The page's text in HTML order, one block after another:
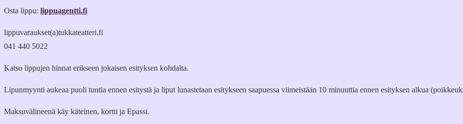
Osta lippu: lippuagentti.fi
lippuvaraukset(a)tukkateatteri.fi
041 440 5022
Katso lippujen hinnat erikseen jokaisen esityksen kohdalta.
Lipunmyynti aukeaa puoli tuntia ennen esitystä ja liput lunastetaan esitykseen saapuessa viimeistään 10 minuuttia ennen esityksen alkua
Maksuvälineenä käy käteinen, kortti ja Epassi.